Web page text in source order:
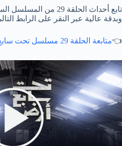
تابع أحداث الحلقة 29
وبدقة عالية عبر النقر على الرابط
👈متابعة الحلقة 29 مسلسل تحت سابع أرض